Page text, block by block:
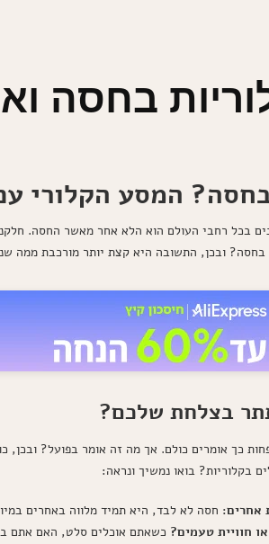
בחסה
המסע הקלורי
בכל רחבי העולם הוא הלא אחר מאשר החסה.
בחסה? ובכן, התשובה היא קצת יותר מורכבת ממה
בצלחת שלכם?
בקלוריות? בואו נמשיך ונראה:
אחרים: חסה לא לבד, היא תמיד מלווה באחרים
חוויית טעמים? כשאתם אוכלים סלט, האם אתם